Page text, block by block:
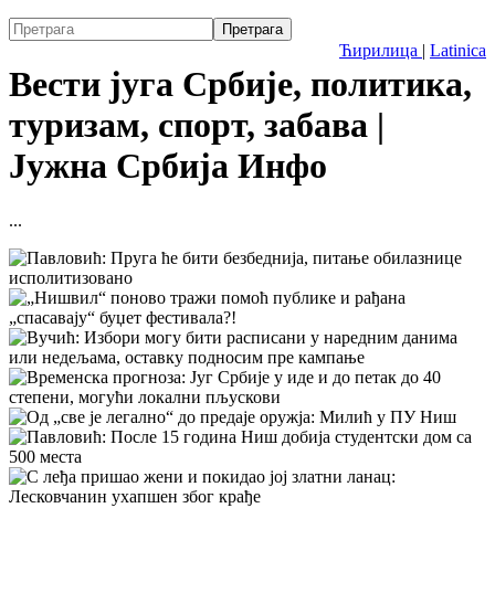
Ћирилица | Latinica
Вести југа Србије, политика,
туризам, спорт, забава |
Јужна Србија Инфо
...